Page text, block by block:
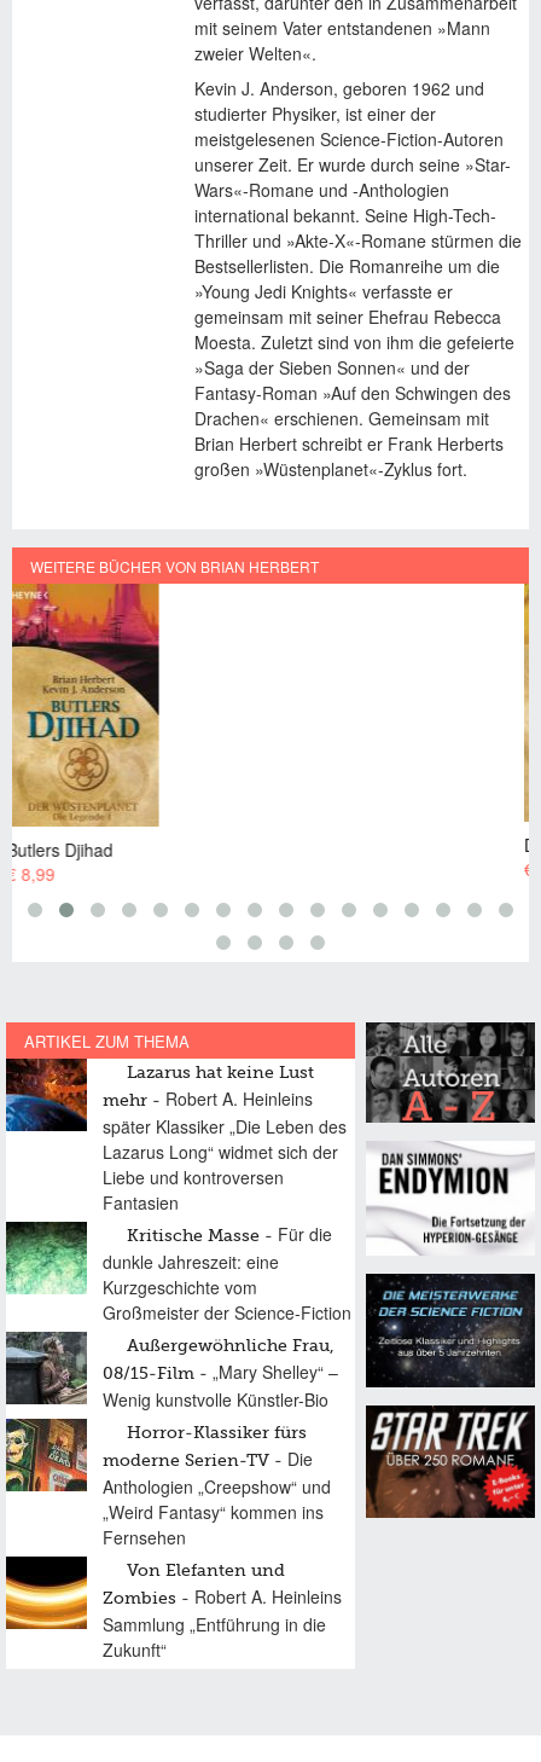
mit seinem Vater entstandenen »Mann
zweier Welten«.
Kevin J. Anderson, geboren 1962 und
studierter Physiker, ist einer der
meistgelesenen Science-Fiction-Autoren
unserer Zeit. Er wurde durch seine »Star-
Wars«-Romane und -Anthologien
international bekannt. Seine High-Tech-
Thriller und »Akte-X«-Romane stürmen die
Bestsellerlisten. Die Romanreihe um die
»Young Jedi Knights« verfasste er
gemeinsam mit seiner Ehefrau Rebecca
Moesta. Zuletzt sind von ihm die gefeierte
»Saga der Sieben Sonnen« und der
Fantasy-Roman »Auf den Schwingen des
Drachen« erschienen. Gemeinsam mit
Brian Herbert schreibt er Frank Herberts
großen »Wüstenplanet«-Zyklus fort.
WEITERE BÜCHER VON BRIAN HERBERT
Das Haus Atreides
ARTIKEL ZUM THEMA
Lazarus hat keine Lust
mehr
Robert A. Heinleins
später Klassiker „Die Leben des
Lazarus Long“ widmet sich der
Liebe und kontroversen
Fantasien
Kritische Masse
Für die
dunkle Jahreszeit: eine
Kurzgeschichte vom
Großmeister der Science-Fiction
Außergewöhnliche Frau,
08/15-Film
„Mary Shelley“ –
Wenig kunstvolle Künstler-Bio
Horror-Klassiker fürs
moderne Serien-TV
Die
Anthologien „Creepshow“ und
„Weird Fantasy“ kommen ins
Fernsehen
Von Elefanten und
Zombies
Robert A. Heinleins
Sammlung „Entführung in die
Zukunft“